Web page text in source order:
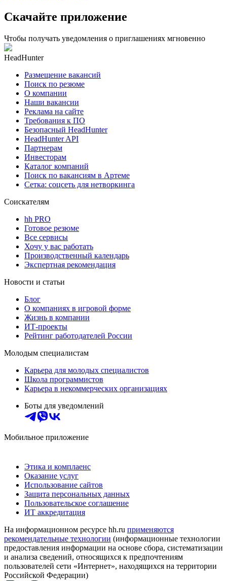
Скачайте приложение
Чтобы получать уведомления о приглашениях мгновенно
HeadHunter
Размещение вакансий
Поиск по резюме
О компании
Наши вакансии
Реклама на сайте
Требования к ПО
Безопасный HeadHunter
HeadHunter API
Партнерам
Инвесторам
Каталог компаний
Поиск по вакансиям в Артеме
Сетка: соцсеть для нетворкинга
Соискателям
hh PRO
Готовое резюме
Все сервисы
Хочу у вас работать
Производственный календарь
Экспертная рекомендация
Новости и статьи
Блог
О компаниях в игровой форме
Жизнь в компании
ИТ-проекты
Рейтинг работодателей России
Молодым специалистам
Карьера для молодых специалистов
Школа программистов
Карьера в некоммерческих организациях
Боты для уведомлений
Мобильное приложение
Этика и комплаенс
Оказание услуг
Использование сайтов
Защита персональных данных
Пользовательское соглашение
ИТ аккредитация
На информационном ресурсе hh.ru применяются
рекомендательные технологии (информационные технологии
предоставления информации на основе сбора, систематизации
и анализа сведений, относящихся к предпочтениям
пользователей сети «Интернет», находящихся на территории
Российской Федерации)